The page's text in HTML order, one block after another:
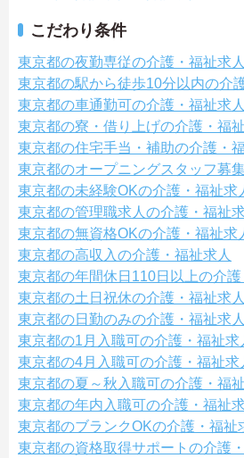
こだわり条件
東京都の夜勤専従の介護・福祉求人
東京都の駅から徒歩10分以内の介
東京都の車通勤可の介護・福祉求人
東京都の寮・借り上げの介護・福
東京都の住宅手当・補助の介護・
東京都のオープニングスタッフ募
東京都の未経験OKの介護・福祉求
東京都の管理職求人の介護・福祉
東京都の無資格OKの介護・福祉求
東京都の高収入の介護・福祉求人
東京都の年間休日110日以上の介護
東京都の土日祝休の介護・福祉求人
東京都の日勤のみの介護・福祉求人
東京都の1月入職可の介護・福祉求
東京都の4月入職可の介護・福祉求
東京都の夏～秋入職可の介護・福
東京都の年内入職可の介護・福祉
東京都のブランクOKの介護・福祉
東京都の資格取得サポートの介護